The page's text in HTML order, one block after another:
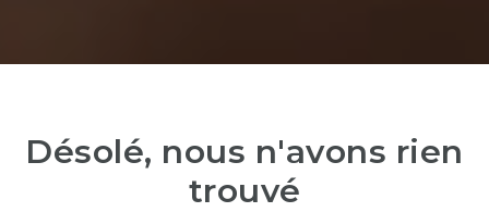
Désolé, nous n'avons rien
trouvé